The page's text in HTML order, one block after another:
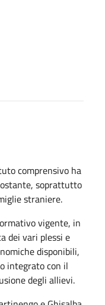
comprensivo ha
soprattutto
straniere.
vigente, in
dei vari plessi e
disponibili,
integrato con il
degli allievi.